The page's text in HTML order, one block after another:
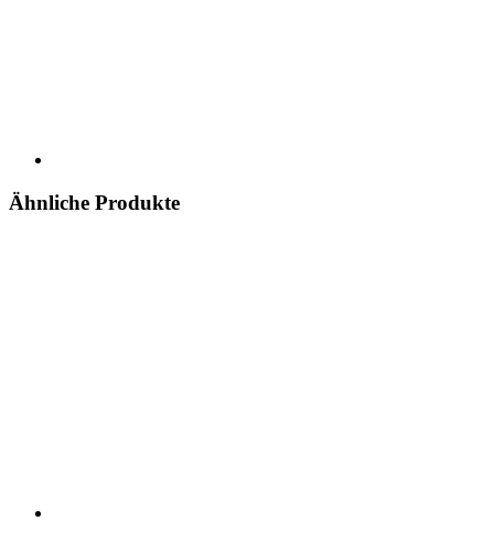
Ähnliche Produkte